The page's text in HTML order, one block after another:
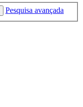
Pesquisa avançada